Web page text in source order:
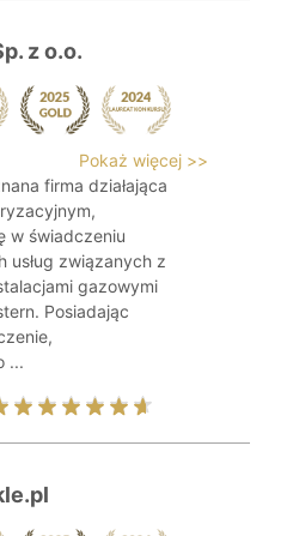
z o.o.
Pokaż więcej >>
firma działająca
w świadczeniu
usług związanych z
gazowymi
Posiadając
...